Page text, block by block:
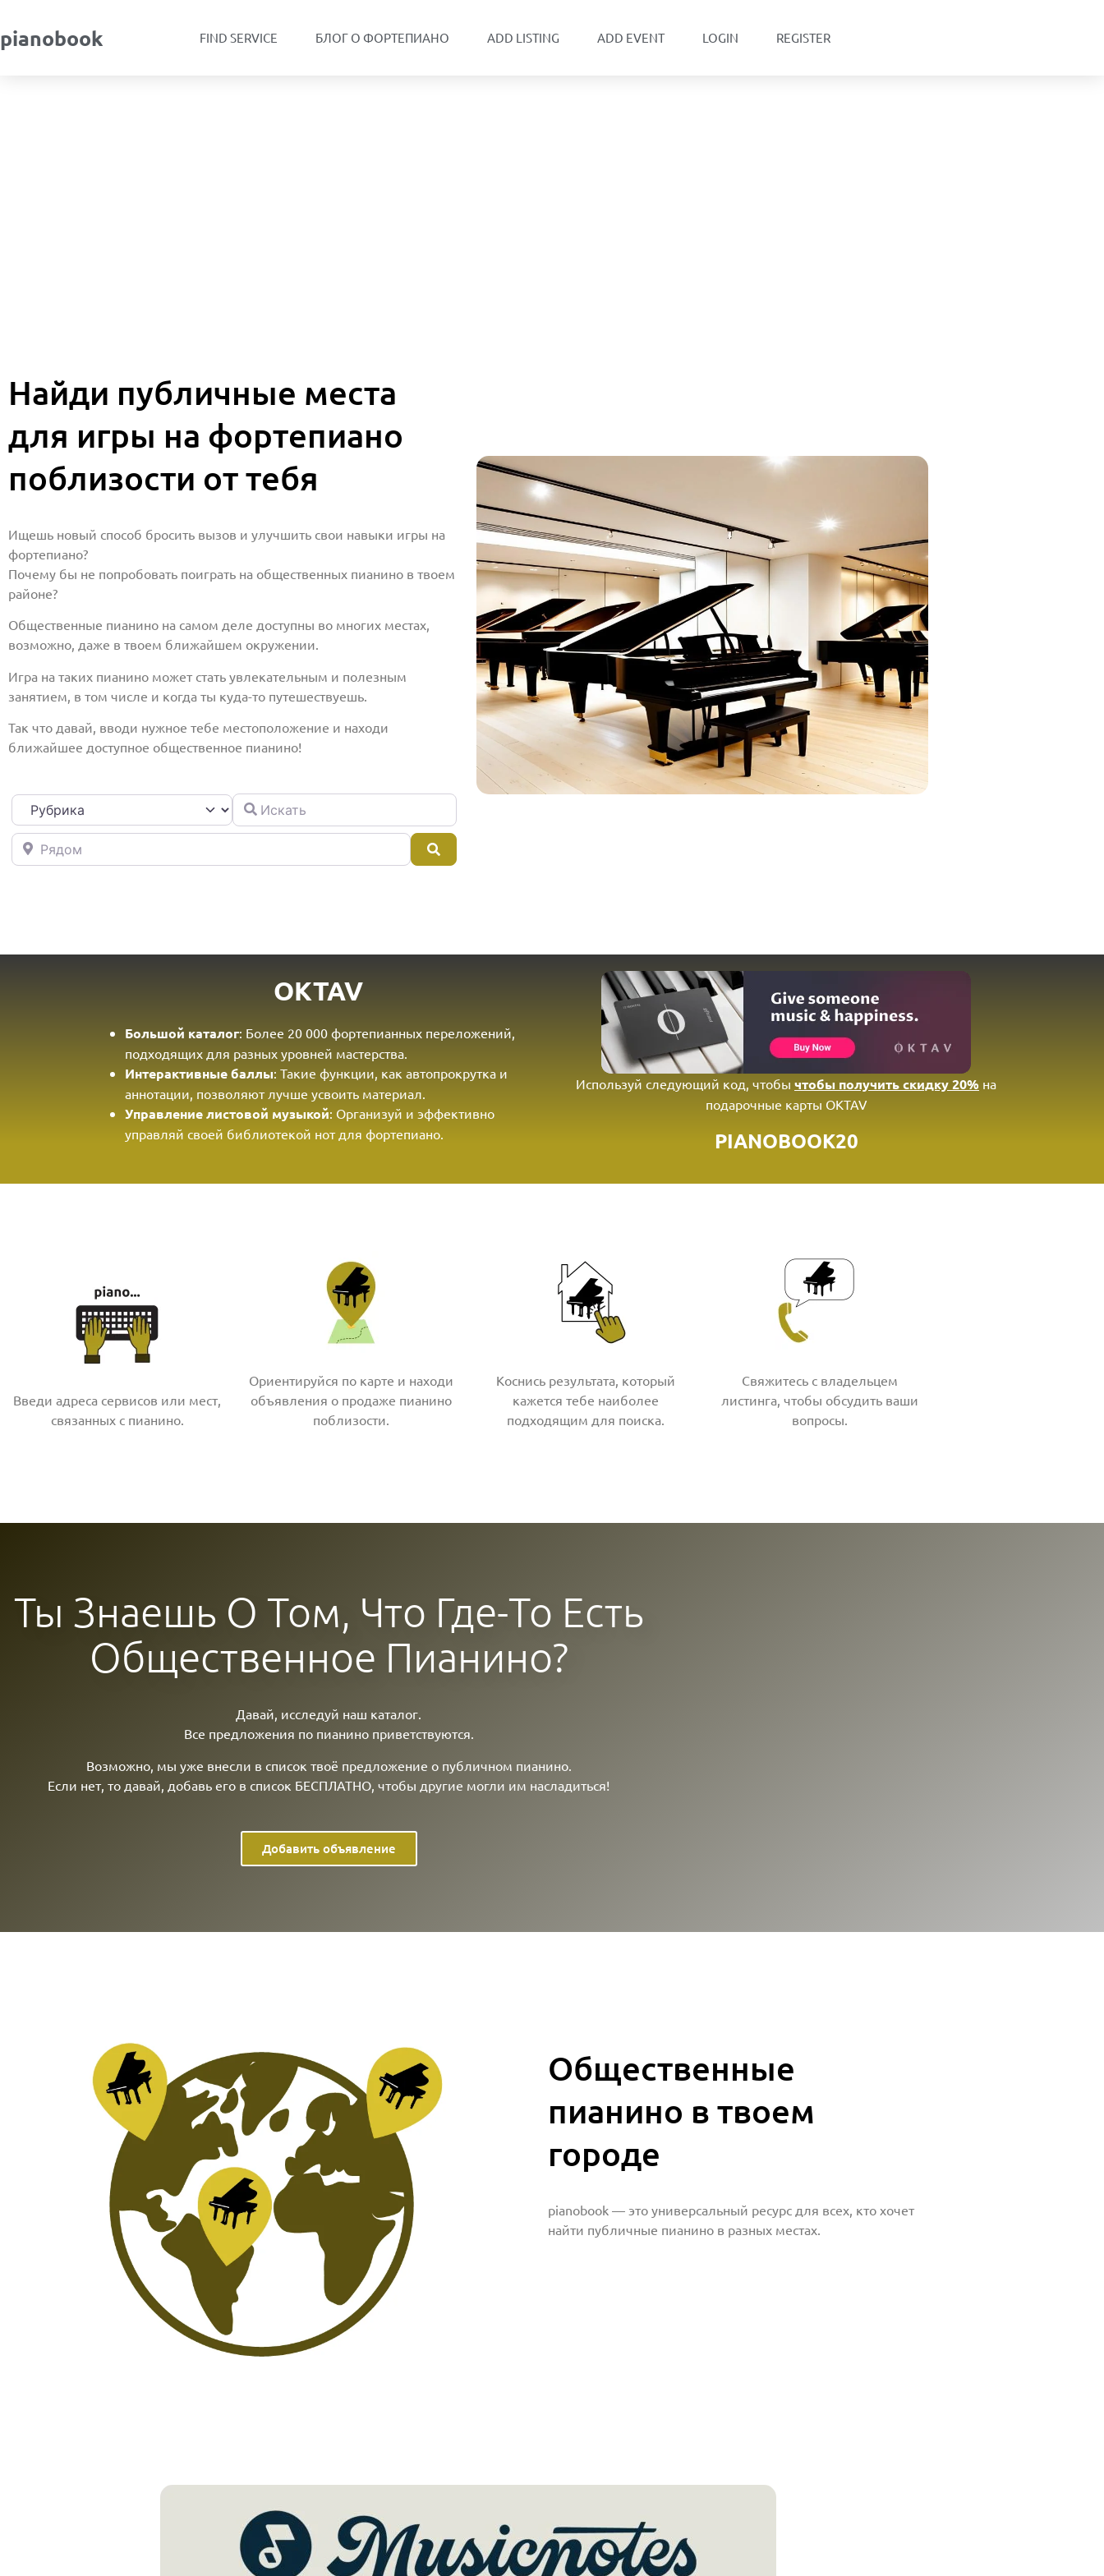
pianobook FIND SERVICE БЛОГ О ФОРТЕПИАНО ADD LISTING ADD EVENT LOGIN REGISTER
Найди публичные места
для игры на фортепиано
поблизости от тебя
Ищешь новый способ бросить вызов и улучшить свои навыки игры на
фортепиано?
Почему бы не попробовать поиграть на общественных пианино в твоем
районе?
Общественные пианино на самом деле доступны во многих местах,
возможно, даже в твоем ближайшем окружении.
Игра на таких пианино может стать увлекательным и полезным
занятием, в том числе и когда ты куда-то путешествуешь.
Так что давай, вводи нужное тебе местоположение и находи
ближайшее доступное общественное пианино!
Рубрика Искать
Рядом
Поиск
OKTAV
Большой каталог: Более 20 000 фортепианных переложений,
подходящих для разных уровней мастерства.
Интерактивные баллы: Такие функции, как автопрокрутка и
аннотации, позволяют лучше усвоить материал.
Управление листовой музыкой: Организуй и эффективно
управляй своей библиотекой нот для фортепиано.
Используй следующий код, чтобы чтобы получить скидку 20% на
подарочные карты OKTAV
PIANOBOOK20
Введи адреса сервисов или мест,
связанных с пианино.
Ориентируйся по карте и находи
объявления о продаже пианино
поблизости.
Коснись результата, который
кажется тебе наиболее
подходящим для поиска.
Свяжитесь с владельцем
листинга, чтобы обсудить ваши
вопросы.
Ты Знаешь О Том, Что Где-То Есть
Общественное Пианино?
Давай, исследуй наш каталог.
Все предложения по пианино приветствуются.
Возможно, мы уже внесли в список твоё предложение о публичном пианино.
Если нет, то давай, добавь его в список БЕСПЛАТНО, чтобы другие могли им насладиться!
Добавить объявление
Общественные
пианино в твоем
городе
pianobook — это универсальный ресурс для всех, кто хочет
найти публичные пианино в разных местах.